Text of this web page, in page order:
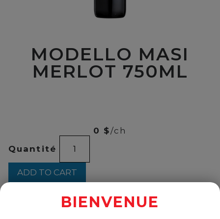
MODELLO MASI
MERLOT 750ML
0 $ /ch
Quantité
MODELLO
MASI
750ML
quantity
ADD TO CART
BIENVENUE